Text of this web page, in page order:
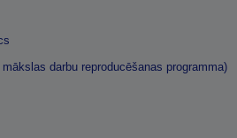
darbu reproducēšanas programma)